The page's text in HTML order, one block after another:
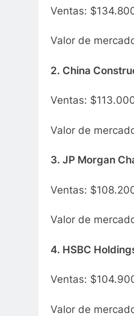
Ventas:
Valor de
2. China
Ventas:
Valor de
3. JP Morgan
Ventas:
Valor de
4. HSBC
Ventas:
Valor de